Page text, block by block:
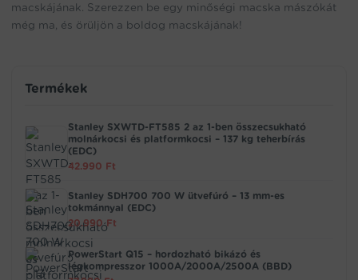
macskájának. Szerezzen be egy minőségi macska mászókát
még ma, és örüljön a boldog macskájának!
Termékek
Stanley SXWTD-FT585 2 az 1-ben összecsukható
molnárkocsi és platformkocsi – 137 kg teherbírás
(EDC)
42.990 Ft
Stanley SDH700 700 W ütvefúró – 13 mm-es
tokmánnyal (EDC)
20.990Ft
PowerStart Q15 – hordozható bikázó és
légkompresszor 1000A/2000A/2500A (BBD)